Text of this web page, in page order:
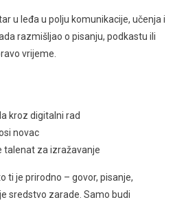
u leđa u polju komunikacije, učenja i
razmišljao o pisanju, podkastu ili
vrijeme.
kroz digitalni rad
novac
talenat za izražavanje
ti je prirodno – govor, pisanje,
sredstvo zarade. Samo budi